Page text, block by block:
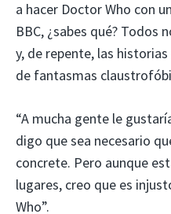
a hacer Doctor Who con
BBC, ¿sabes qué? Todos
y, de repente, las
de fantasmas
“A mucha gente le
digo que sea necesario
concrete. Pero aunque
lugares, creo que es
Who”.